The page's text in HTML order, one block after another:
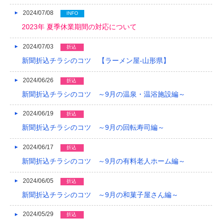
2024/07/08 INFO
2023年 夏季休業期間の対応について
2024/07/03 折込
新聞折込チラシのコツ 【ラーメン屋-山形県】
2024/06/26 折込
新聞折込チラシのコツ ～9月の温泉・温浴施設編～
2024/06/19 折込
新聞折込チラシのコツ ～9月の回転寿司編～
2024/06/17 折込
新聞折込チラシのコツ ～9月の有料老人ホーム編～
2024/06/05 折込
新聞折込チラシのコツ ～9月の和菓子屋さん編～
2024/05/29 折込